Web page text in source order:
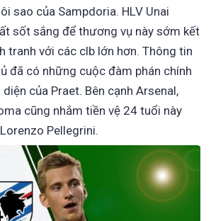
sao của Sampdoria. HLV Unai
sốt sắng để thương vụ này sớm kết
tranh với các clb lớn hơn. Thông tin
đã có những cuộc đàm phán chính
của Praet. Bên cạnh Arsenal,
cũng nhắm tiền vệ 24 tuổi này
Pellegrini.